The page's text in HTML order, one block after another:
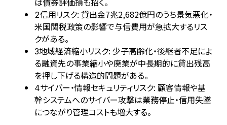
2信用リスク: 貸出金7兆2,682億円のうち景気悪化・
米国関税政策の影響で与信費用が急拡大するリス
クがある。
3地域経済縮小リスク: 少子高齢化・後継者不足によ
る融資先の事業縮小や廃業が中長期的に貸出残高
を押し下げる構造的問題がある。
4サイバー・情報セキュリティリスク: 顧客情報や基
幹システムへのサイバー攻撃は業務停止・信用失墜
につながり管理コストも増大する。